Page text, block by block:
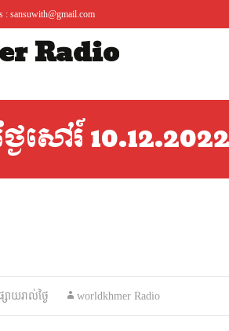
: sansuwith@gmail.com
Radio
សៅរ៍
សាយរាល់ថ្ងៃ worldkhmer Radio